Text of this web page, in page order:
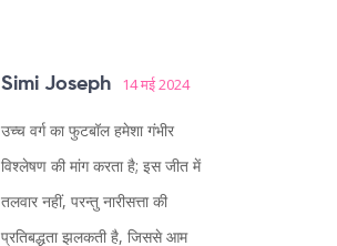
Simi Joseph 14 मई 2024
उच्च वर्ग का फुटबॉल हमेशा गंभीर
विश्लेषण की मांग करता है; इस जीत में
तलवार नहीं, परन्तु नारीसत्ता की
प्रतिबद्धता झलकती है, जिससे आम